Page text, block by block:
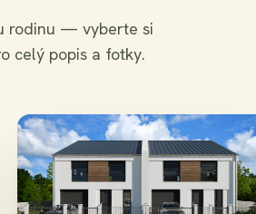
rodinu — vyberte si
celý popis a fotky.